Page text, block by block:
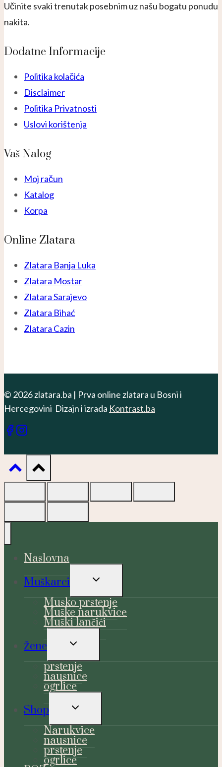
Učinite svaki trenutak posebnim uz našu bogatu ponudu
nakita.
Dodatne Informacije
Politika kolačića
Disclaimer
Politika Privatnosti
Uslovi korištenja
Vaš Nalog
Moj račun
Katalog
Korpa
Online Zlatara
Zlatara Banja Luka
Zlatara Mostar
Zlatara Sarajevo
Zlatara Bihać
Zlatara Cazin
© 2026 zlatara.ba | Prva online zlatara u Bosni i
Hercegovini Dizajn i izrada Kontrast.ba
Naslovna
Muškarci
TOGGLE
MENU
Musko prstenje
Muške narukvice
Muški lančići
Žene
TOGGLE
MENU
prstenje
nausnice
ogrlice
Shop
TOGGLE
MENU
Narukvice
nausnice
prstenje
ogrlice